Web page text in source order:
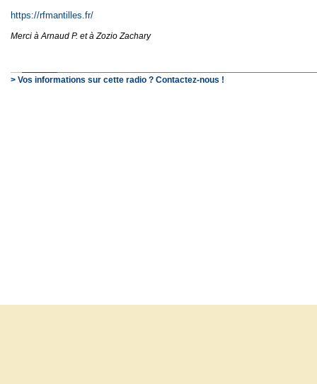
https://rfmantilles.fr/
Merci à Arnaud P. et à Zozio Zachary
> Vos informations sur cette radio ? Contactez-nous !